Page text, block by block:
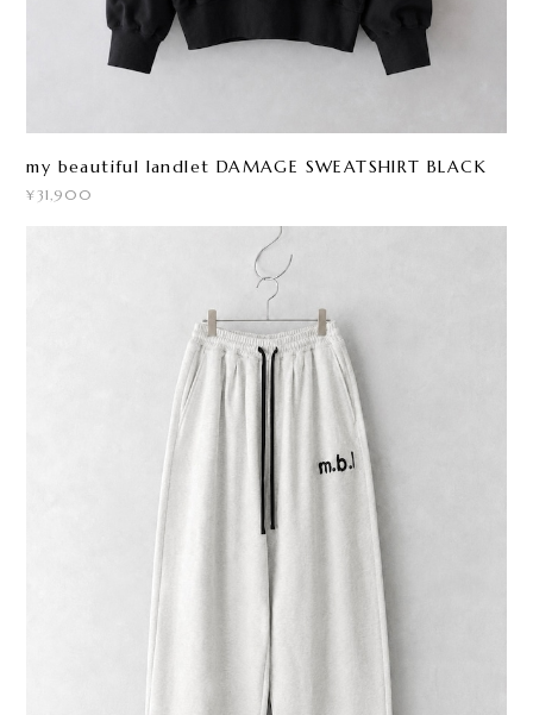
my beautiful landlet DAMAGE SWEATSHIRT BLACK
¥31,900